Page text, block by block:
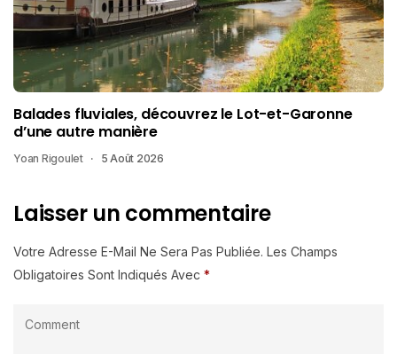
Balades fluviales, découvrez le Lot-et-Garonne
d’une autre manière
Yoan Rigoulet 5 Août 2026
Laisser un commentaire
Votre Adresse E-Mail Ne Sera Pas Publiée. Les Champs
Obligatoires Sont Indiqués Avec *